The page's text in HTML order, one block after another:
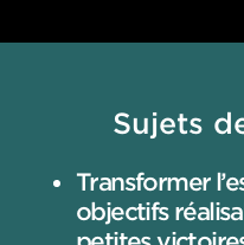
Sujets
Transformer
objectifs